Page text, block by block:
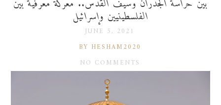
بين حراسة الجدران وسيف القدس.. معركة معرفية بين
الفلسطينيين وإسرائيل
JUNE 5, 2021
BY HESHAM2020
NO COMMENTS